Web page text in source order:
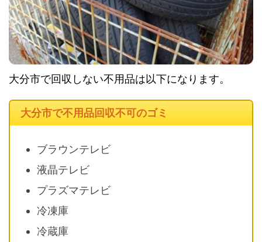
大分市で回収しない不用品は以下になります。
大分市で不用品回収不可のゴミ
ブラウンテレビ
液晶テレビ
プラズマテレビ
冷凍庫
冷蔵庫